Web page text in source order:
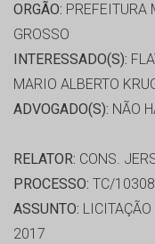
ORGÃO: PREFEITURA
GROSSO
INTERESSADO(S):
MARIO ALBERTO
ADVOGADO(S): NÃO
RELATOR: CONS.
PROCESSO: TC/
ASSUNTO:
2017